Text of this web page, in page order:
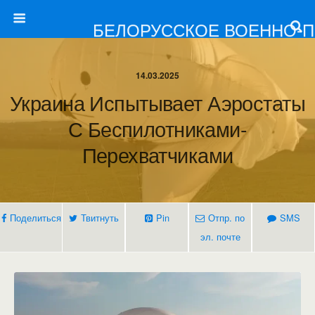
БЕЛОРУССКОЕ ВОЕННО-
14.03.2025
Украина Испытывает Аэростаты
С Беспилотниками-
Перехватчиками
Поделиться Твитнуть Pin
Отпр. по
эл. почте
SMS